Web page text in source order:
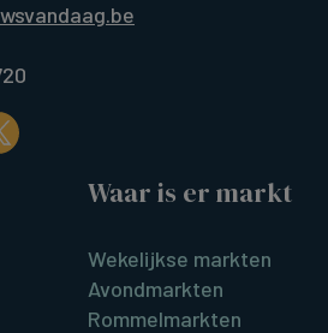
Waar is er markt
Wekelijkse markten
Avondmarkten
Rommelmarkten